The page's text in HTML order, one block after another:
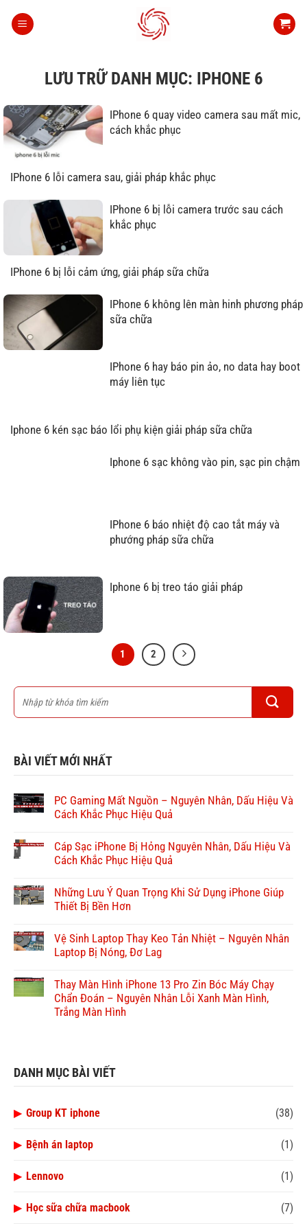
qua
LƯU TRỮ DANH MỤC: IPHONE 6
IPhone 6 quay video camera sau mất mic,
cách khắc phục
IPhone 6 lỗi camera sau, giải pháp khắc phục
IPhone 6 bị lỗi camera trước sau cách
khắc phục
IPhone 6 bị lỗi cảm ứng, giải pháp sữa chữa
IPhone 6 không lên màn hinh phương pháp
sữa chữa
IPhone 6 hay báo pin ảo, no data hay boot
máy liên tục
Iphone 6 kén sạc báo lổi phụ kiện giải pháp sữa chữa
Iphone 6 sạc không vào pin, sạc pin chậm
IPhone 6 báo nhiệt độ cao tắt máy và
phướng pháp sữa chữa
Iphone 6 bị treo táo giải pháp
1 2
BÀI VIẾT MỚI NHẤT
PC Gaming Mất Nguồn – Nguyên Nhân, Dấu Hiệu Và
Cách Khắc Phục Hiệu Quả
Cáp Sạc iPhone Bị Hỏng Nguyên Nhân, Dấu Hiệu Và
Cách Khắc Phục Hiệu Quả
Những Lưu Ý Quan Trọng Khi Sử Dụng iPhone Giúp
Thiết Bị Bền Hơn
Vệ Sinh Laptop Thay Keo Tản Nhiệt – Nguyên Nhân
Laptop Bị Nóng, Đơ Lag
Thay Màn Hình iPhone 13 Pro Zin Bóc Máy Chạy
Chẩn Đoán – Nguyên Nhân Lỗi Xanh Màn Hình,
Trắng Màn Hình
DANH MỤC BÀI VIẾT
▶ Group KT iphone (38)
▶ Bệnh án laptop (1)
▶ Lennovo (1)
▶ Học sữa chữa macbook (7)